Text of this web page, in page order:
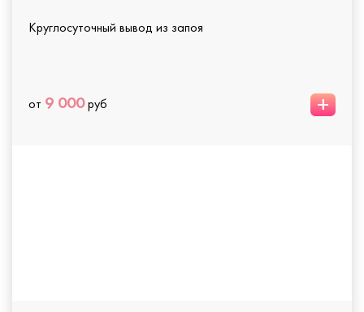
Круглосуточный вывод из запоя
от 9 000руб +